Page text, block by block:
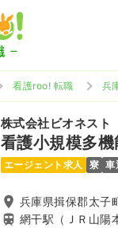
看護roo! 転職 兵
株式会社ビオネスト
看護小規模多
エージェント求人 寮 車
兵庫県揖保郡太
網干駅（ＪＲ山陽